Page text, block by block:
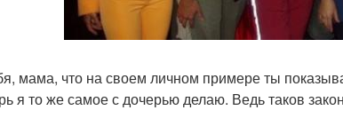
мама, что на своем личном примере ты
я то же самое с дочерью делаю. Ведь таков